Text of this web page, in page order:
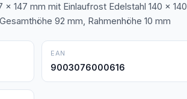
x 147 mm mit Einlaufrost Edelstahl 140 x 140
92 mm, Rahmenhöhe 10 mm
EAN
9003076000616